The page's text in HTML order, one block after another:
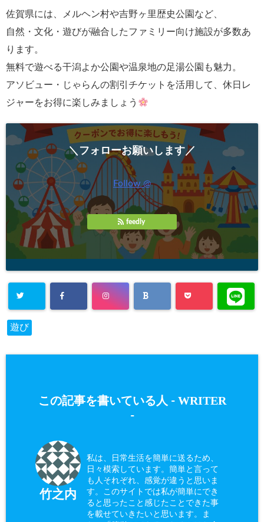
佐賀県には、メルヘン村や吉野ヶ里歴史公園など、
自然・文化・遊びが融合したファミリー向け施設が多数あ
ります。
無料で遊べる干潟よか公園や温泉地の足湯公園も魅力。
アソビュー・じゃらんの割引チケットを活用して、休日レ
ジャーをお得に楽しみましょう
＼フォローお願いします／
Follow @
feedly
遊び
この記事を書いている人 - WRITER
-
竹之内
私は、日常生活を簡単に送るため、
日々模索しています。簡単と言って
も人それぞれ、感覚が違うと思いま
す。このサイトでは私が簡単にでき
ると思ったこと感じたことできた事
を載せていきたいと思います。ま